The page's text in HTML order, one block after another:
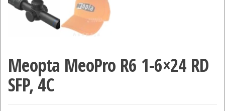
Meopta MeoPro R6 1-6×24 RD
SFP, 4C